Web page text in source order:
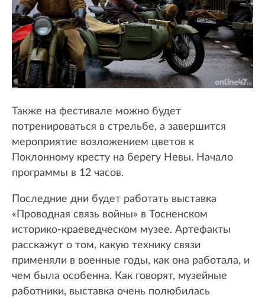
Также на фестивале можно будет
потренироваться в стрельбе, а завершится
мероприятие возложением цветов к
Поклонному кресту на берегу Невы. Начало
программы в 12 часов.
Последние дни будет работать выставка
«Проводная связь войны» в Тосненском
историко-краеведческом музее. Артефакты
расскажут о том, какую технику связи
применяли в военные годы, как она работала, и
чем была особенна. Как говорят, музейные
работники, выставка очень полюбилась